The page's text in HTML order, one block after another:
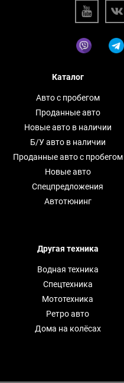
Каталог
Авто с пробегом
Проданные авто
Новые авто в наличии
Б/У авто в наличии
Проданные авто с пробегом
Новые авто
Спецпредложения
Автотюнинг
Другая техника
Водная техника
Спецтехника
Мототехника
Ретро авто
Дома на колёсах